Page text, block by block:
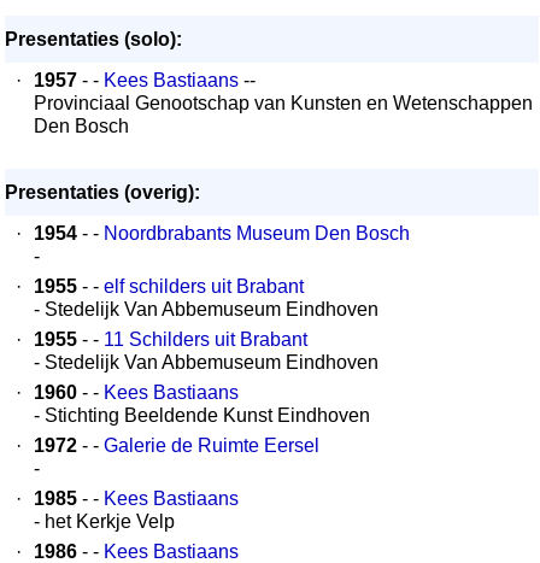
Presentaties (solo):
·
1957 - - Kees Bastiaans --
Provinciaal Genootschap van Kunsten en Wetenschappen
Den Bosch
Presentaties (overig):
·
1954 - - Noordbrabants Museum Den Bosch
-
·
1955 - - elf schilders uit Brabant
- Stedelijk Van Abbemuseum Eindhoven
·
1955 - - 11 Schilders uit Brabant
- Stedelijk Van Abbemuseum Eindhoven
·
1960 - - Kees Bastiaans
- Stichting Beeldende Kunst Eindhoven
·
1972 - - Galerie de Ruimte Eersel
-
·
1985 - - Kees Bastiaans
- het Kerkje Velp
·
1986 - - Kees Bastiaans